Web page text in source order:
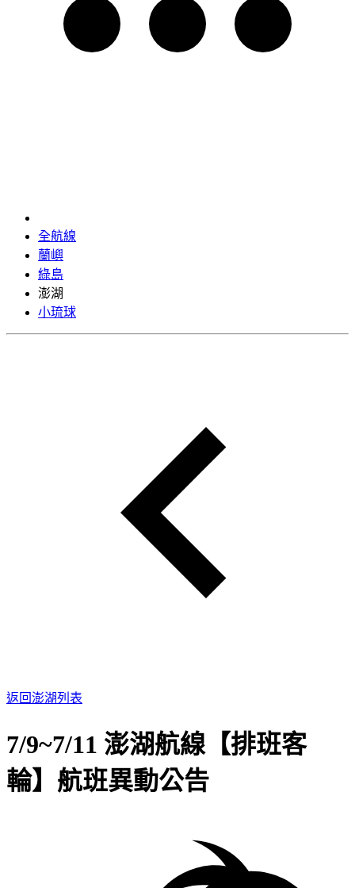
全航線
蘭嶼
綠島
澎湖
小琉球
返回澎湖列表
7/9~7/11 澎湖航線【排班客
輪】航班異動公告